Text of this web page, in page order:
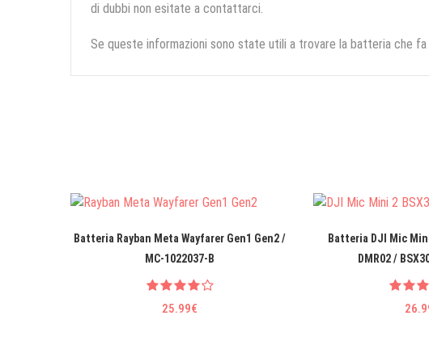
di dubbi non esitate a contattarci.
Se queste informazioni sono state utili a trovare la batteria che
Batteria Rayban Meta Wayfarer Gen1 Gen2 /
MC-1022037-B
25.99€
Batteria DJI Mic
DMR02 /